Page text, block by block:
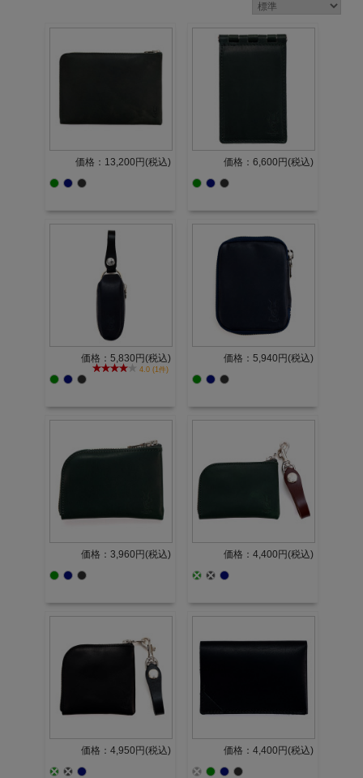
価格：13,200円(税込) 価格：6,600円(税込)
価格：5,830円(税込)
4.0 (1件)
価格：5,940円(税込)
価格：3,960円(税込) 価格：4,400円(税込)
価格：4,950円(税込) 価格：4,400円(税込)